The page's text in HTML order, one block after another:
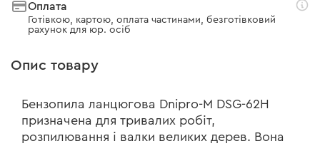
Оплата
Готівкою, картою, оплата частинами, безготівковий
рахунок для юр. осіб
Опис товару
Бензопила ланцюгова Dnipro-M DSG-62H
призначена для тривалих робіт,
розпилювання і валки великих дерев. Вона